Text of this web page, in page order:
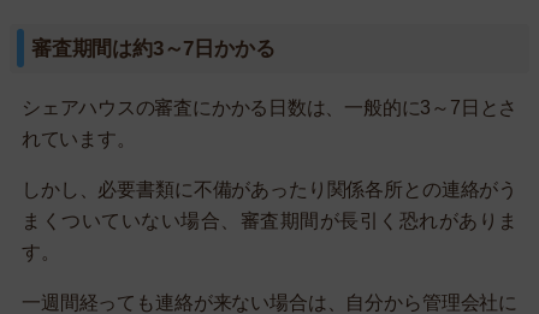
審査期間は約3～7日かかる
シェアハウスの審査にかかる日数は、一般的に3～7日とさ
れています。
しかし、必要書類に不備があったり関係各所との連絡がう
まくついていない場合、審査期間が長引く恐れがありま
す。
一週間経っても連絡が来ない場合は、自分から管理会社に